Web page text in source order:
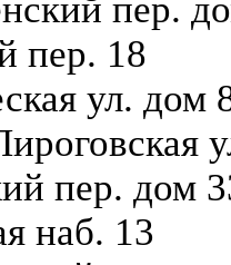
пер.
пер. 18
ул. дом
пер. дом
наб. 13